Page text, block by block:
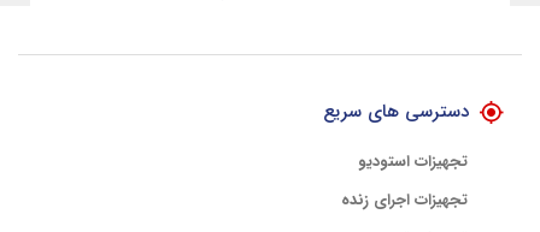
دسترسی های سریع
تجهیزات استودیو
تجهیزات اجرای زنده